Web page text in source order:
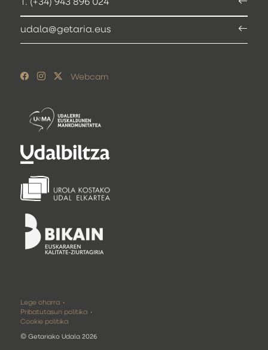
T. (+34) 943 896 024
udala@getaria.eus
Webcam
Lege oharra
Pribatutasun politika
Cookie politika
©Getariako Udala 2026